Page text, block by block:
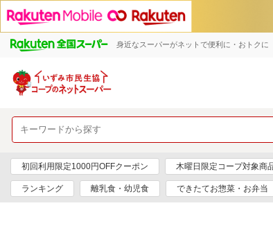
身近なスーパーがネットで便利に・おトクに
初回利用限定1000円OFFクーポン 木曜日限定コープ対象商
ランキング 離乳食・幼児食 できたてお惣菜・お弁当